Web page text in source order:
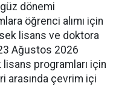
dönemi
öğrenci alımı için
lisans ve doktora
Ağustos 2026
programları için
arasında çevrim içi